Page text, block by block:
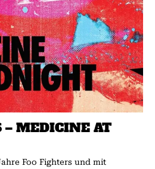
– MEDICINE AT